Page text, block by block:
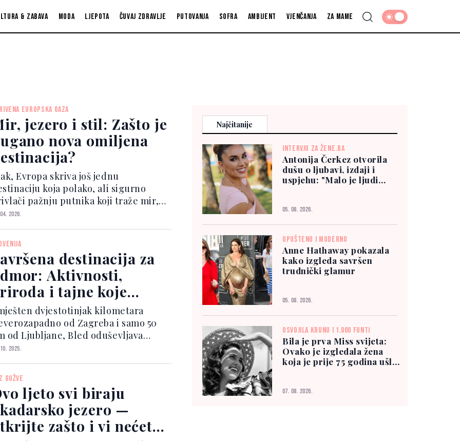
& zabava Moda Ljepota Čuvaj zdravlje Putovanja Sofra Ambijent Vjenčanja Za mame
EUROPSKA OAZA
jezero i stil: Zašto je
nova omiljena
Evropa skriva još jednu
koja polako, ali sigurno
pažnju putnika koji traže mir,
i drugačiji tempo. Riječ je o
i talijanski način života.
u švicarskom...
2026.
destinacija za
Aktivnosti,
i tajne koje
iskusiti
dvjestotinjak kilometara
od Zagreba i samo 50
od Ljubljane, Bled oduševljava
Alpama, jezerom i slikovitim
2025.
GUŽVE
ljeto svi biraju
jezero —
zašto i vi nećete
Najčitanije
INTERVJU ZA ŽENE.BA
Antonija Čerkez otvorila
dušu o ljubavi, izdaji i
uspjehu: "Malo je ljudi
05. 08. 2026.
OPUŠTENO I MODERNO
Anne Hathaway pokazala
kako izgleda savršen
trudnički glamur
05. 08. 2026.
OSVOJILA KRUNU I 1.000 FUNTI
Bila je prva Miss svijeta:
Ovako je izgledala žena
koja je prije 75 godina ušla
07. 08. 2026.